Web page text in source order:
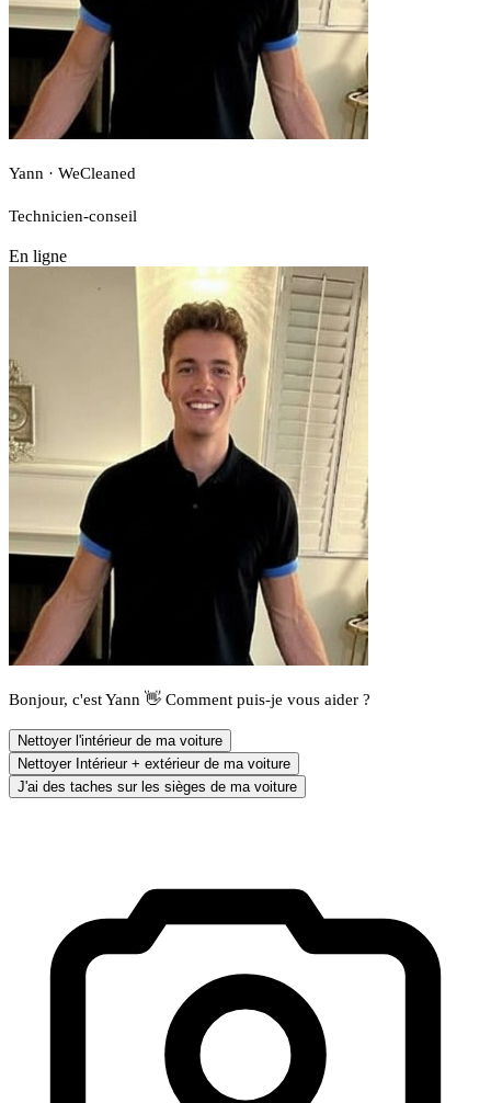
Yann · WeCleaned
Technicien-conseil
En ligne
Bonjour, c'est Yann 👋 Comment puis-je vous aider ?
Nettoyer l'intérieur de ma voiture
Nettoyer Intérieur + extérieur de ma voiture
J'ai des taches sur les sièges de ma voiture